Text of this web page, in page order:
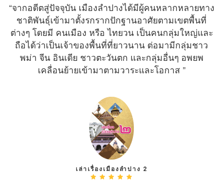
“จากอดีตสู่ปัจจุบัน เมืองลำปางได้มีผู้คนหลากหลายทาง
ชาติพันธุ์เข้ามาตั้งรกรากปักฐานอาศัยตามเขตพื้นที่
ต่างๆ โดยมี คนเมือง หรือ ไทยวน เป็นคนกลุ่มใหญ่และ
ถือได้ว่าเป็นเจ้าของพื้นที่ที่ยาวนาน ต่อมามีกลุ่มชาว
พม่า จีน อินเดีย ชาวตะวันตก และกลุ่มอื่นๆ อพยพ
เคลื่อนย้ายเข้ามาตามวาระและโอกาส ”
เล่าเรื่องเมืองลำปาง 2